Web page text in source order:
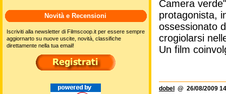
Camera
protagonista,
ossessionato
crogiolarsi
Un film
dobel @ 26/08/2009
Novità e Recensioni
Iscriviti alla newsletter di Filmscoop.it per essere sempre
aggiornarto su nuove uscite, novità, classifiche
direttamente nella tua email!